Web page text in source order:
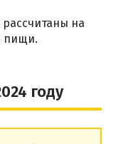
на
пищи.
году